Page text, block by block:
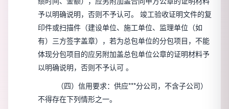
予以明确说明，否则不予认可。 竣工验收证明文件的复
印件或扫描件（建设单位、施工单位、监理单位（如
有）三方签字盖章），若为总包单位的分包项目，不能
体现分包项目的应另附加盖总包单位公章的证明材料予
以明确说明，否则不予认可 。
（四）信用要求：供应***分公司，不含子公司）
不得存在下列情形之一。